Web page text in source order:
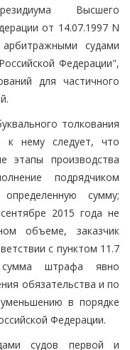
Высшего
от 14.07.1997 N
судами
Федерации",
для частичного
толкования
к нему следует, что
этапы производства
подрядчиком
сумму;
2015 года не
объеме, заказчик
с пунктом 11.7
штрафа явно
обязательства и по
в порядке
Федерации.
судов первой и